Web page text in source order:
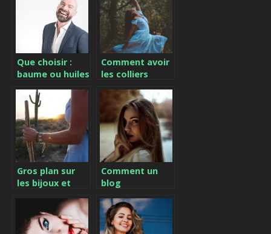
Que choisir :
baume ou huiles
Comment avoir
les colliers
Gros plan sur
les bijoux et
dans la mode
féminine
Comment un
blog
ameliore votre
confiance et
votre bien-etre